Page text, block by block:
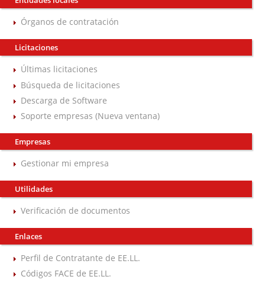
Órganos de contratación
Licitaciones
Últimas licitaciones
Búsqueda de licitaciones
Descarga de Software
Soporte empresas (Nueva ventana)
Empresas
Gestionar mi empresa
Utilidades
Verificación de documentos
Enlaces
Perfil de Contratante de EE.LL.
Códigos FACE de EE.LL.